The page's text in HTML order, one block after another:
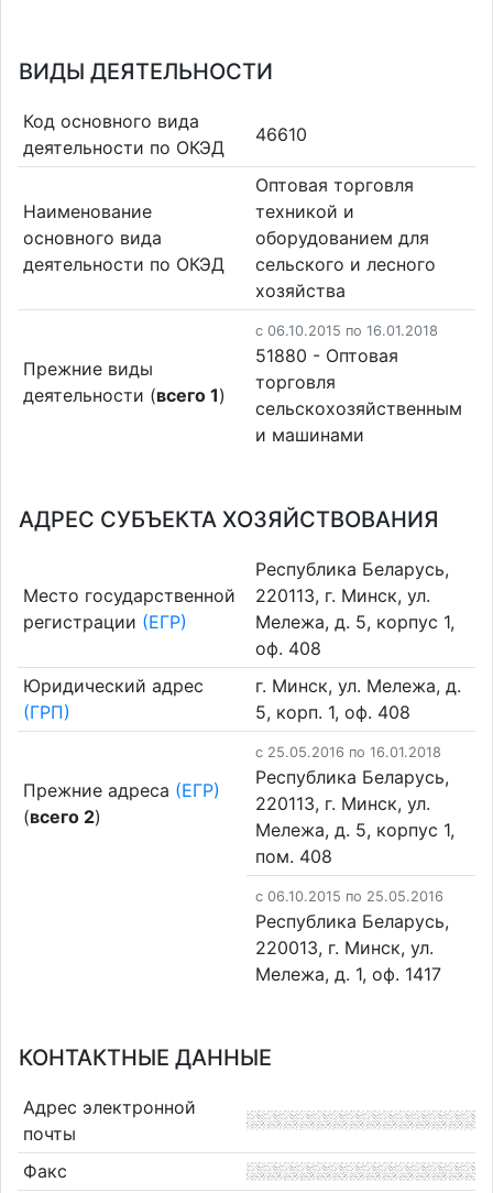
ВИДЫ ДЕЯТЕЛЬНОСТИ
Код основного вида
деятельности по ОКЭД
46610
Наименование
основного вида
деятельности по ОКЭД
Оптовая торговля
техникой и
оборудованием для
сельского и лесного
хозяйства
Прежние виды
деятельности (всего 1)
c 06.10.2015 по 16.01.2018
51880 - Оптовая
торговля
сельскохозяйственным
и машинами
АДРЕС СУБЪЕКТА ХОЗЯЙСТВОВАНИЯ
Место государственной
регистрации (ЕГР)
Республика Беларусь,
220113, г. Минск, ул.
Мележа, д. 5, корпус 1,
оф. 408
Юридический адрес
(ГРП)
г. Минск, ул. Мележа, д.
5, корп. 1, оф. 408
Прежние адреса (ЕГР)
(всего 2)
c 25.05.2016 по 16.01.2018
Республика Беларусь,
220113, г. Минск, ул.
Мележа, д. 5, корпус 1,
пом. 408
c 06.10.2015 по 25.05.2016
Республика Беларусь,
220013, г. Минск, ул.
Мележа, д. 1, оф. 1417
КОНТАКТНЫЕ ДАННЫЕ
Адрес электронной
почты
Факс